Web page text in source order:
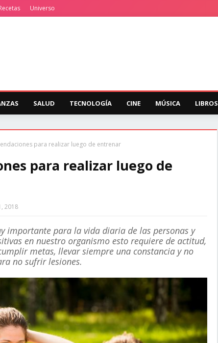
Universo
SALUD TECNOLOGÍA CINE MÚSICA LIBROS
para realizar luego de entrenar
para realizar luego de
2018
importante para la vida diaria de las personas y
en nuestro organismo esto requiere de actitud,
metas, llevar siempre una constancia y no
no sufrir lesiones.